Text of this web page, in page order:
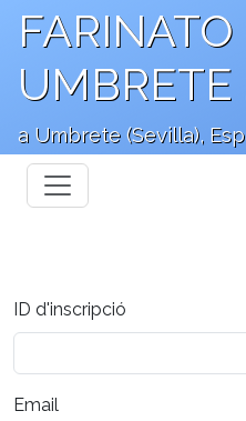
FARINATO
UMBRETE
a Umbrete (Sevilla),
ID d'inscripció
Email